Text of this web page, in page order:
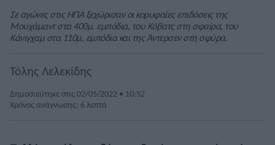
Σε αγώνες στις ΗΠΑ ξεχώρισαν οι κορυφαίες επιδόσεις της
Μουχάμαντ στα 400μ. εμπόδια, του Κόβατς στη σφαίρα, του
Κάνιγχαμ στα 110μ. εμπόδια και της Άντερσεν στη σφύρα.
Τόλης Λελεκίδης
Δημοσιεύτηκε στις 02/05/2022 • 10:52
Χρόνος ανάγνωσης: 6 λεπτά